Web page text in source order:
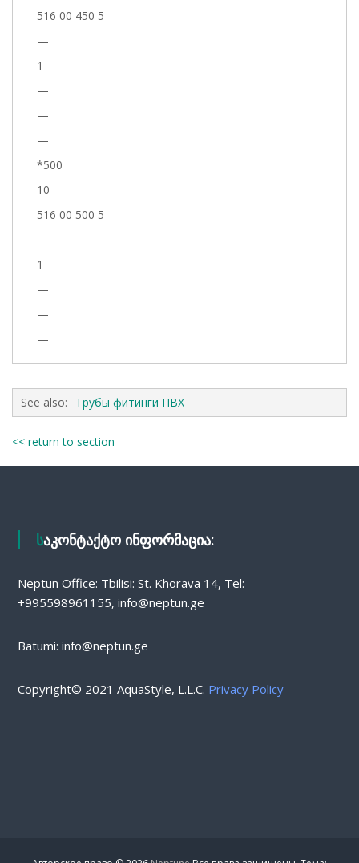
516 00 450 5
—
1
—
—
—
*500
10
516 00 500 5
—
1
—
—
—
See also: Трубы фитинги ПВХ
<< return to section
საკონტაქტო ინფორმაცია:
Neptun Office: Tbilisi: St. Khorava 14, Tel:
+995598961155, info@neptun.ge
Batumi: info@neptun.ge
Copyright© 2021 AquaStyle, L.L.C. Privacy Policy